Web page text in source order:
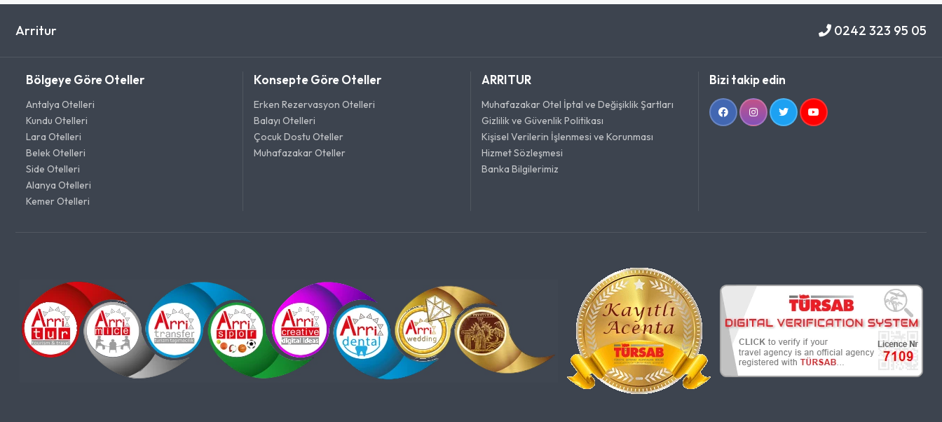
Arritur 0242 323 95 05
Bölgeye Göre Oteller
Antalya Otelleri
Kundu Otelleri
Lara Otelleri
Belek Otelleri
Side Otelleri
Alanya Otelleri
Kemer Otelleri
Konsepte Göre Oteller
Erken Rezervasyon Otelleri
Balayı Otelleri
Çocuk Dostu Oteller
Muhafazakar Oteller
ARRITUR
Muhafazakar Otel İptal ve Değişiklik Şartları
Gizlilik ve Güvenlik Politikası
Kişisel Verilerin İşlenmesi ve Korunması
Hizmet Sözleşmesi
Banka Bilgilerimiz
Bizi takip edin